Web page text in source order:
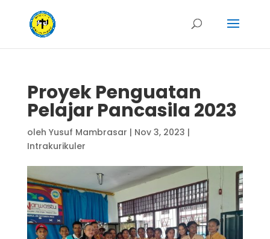
Proyek Penguatan
Pelajar Pancasila 2023
oleh Yusuf Mambrasar | Nov 3, 2023 |
Intrakurikuler